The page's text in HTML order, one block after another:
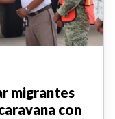
migrantes
con